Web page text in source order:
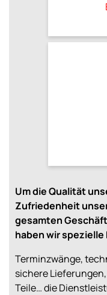
Um die Qualität
Zufriedenheit
gesamten
haben wir
Terminzwänge,
sichere
Teile… die